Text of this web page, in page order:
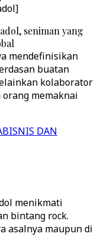
seniman yang
mendefinisikan
buatan
kolaborator
memaknai
BISNIS DAN
menikmati
bintang rock.
asalnya maupun di